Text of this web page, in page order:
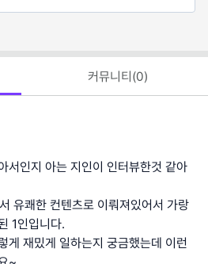
커뮤니티(0)
서인지 아는 지인이 인터뷰한것 같아
유쾌한 컨텐츠로 이뤄져있어서 가랑
1인입니다.
게 재밌게 일하는지 궁금했는데 이런